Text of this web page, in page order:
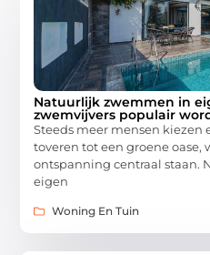
Natuurlijk zwemmen in
zwemvijvers populair
Steeds meer mensen
toveren tot een groene oase,
ontspanning centraal staan.
eigen
Woning En Tuin